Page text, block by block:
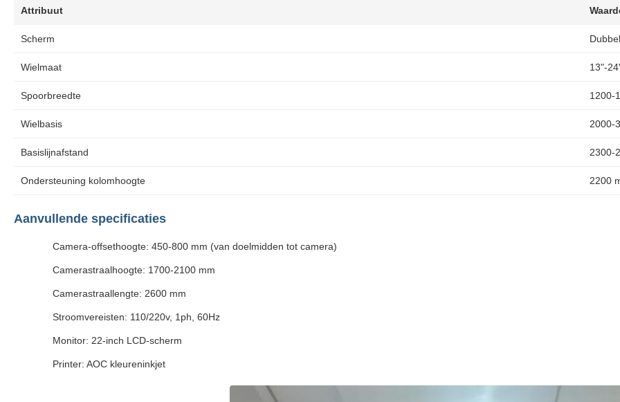
Attribuut
Scherm
Wielmaat 13"-
Spoorbreedte 1200-
Wielbasis 2000-
Basislijnafstand 2300-
Ondersteuning kolomhoogte 2200
Aanvullende specificaties
Camera-offsethoogte: 450-800 mm (van doelmidden tot camera)
Camerastraalhoogte: 1700-2100 mm
Camerastraallengte: 2600 mm
Stroomvereisten: 110/220v, 1ph, 60Hz
Monitor: 22-inch LCD-scherm
Printer: AOC kleureninkjet